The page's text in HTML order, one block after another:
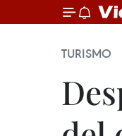
TURISMO